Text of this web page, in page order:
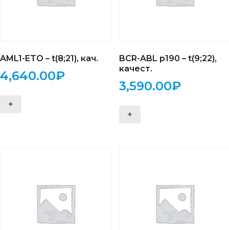
AML1-ETO – t(8;21), кач.
4,640.00₽
+
BCR-ABL p190 – t(9;22),
качест.
3,590.00₽
+